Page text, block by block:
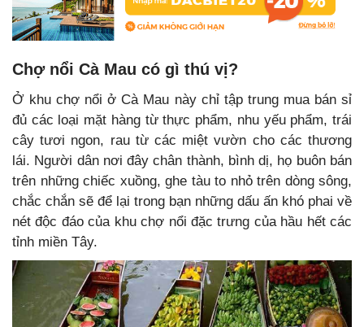
Chợ nổi Cà Mau có gì thú vị?
Ở khu chợ nổi ở Cà Mau này chỉ tập trung mua bán sỉ
đủ các loại mặt hàng từ thực phẩm, nhu yếu phẩm, trái
cây tươi ngon, rau từ các miệt vườn cho các thương
lái. Người dân nơi đây chân thành, bình dị, họ buôn bán
trên những chiếc xuồng, ghe tàu to nhỏ trên dòng sông,
chắc chắn sẽ để lại trong bạn những dấu ấn khó phai về
nét độc đáo của khu chợ nổi đặc trưng của hầu hết các
tỉnh miền Tây.